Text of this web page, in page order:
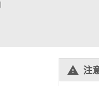
注